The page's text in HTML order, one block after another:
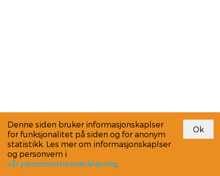
Denne siden bruker informasjonskaplser
for funksjonalitet på siden og for anonym
statistikk. Les mer om informasjonskaplser
og personvern i
vår personvernernærklæring